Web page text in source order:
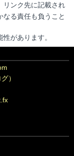
リンク先に記載され
る責任も負うこと
があります。
）